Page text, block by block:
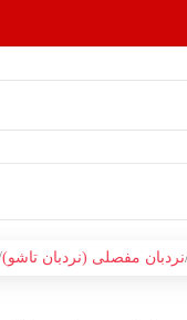
نردبان مفصلی (نردبان تاشو)